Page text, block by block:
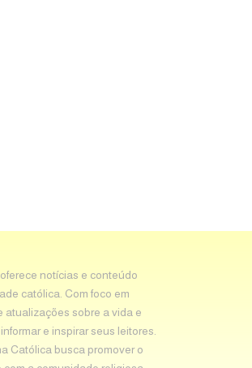
notícias e conteúdo
católica. Com foco em
atualizações sobre a vida e
e inspirar seus leitores.
Católica busca promover o